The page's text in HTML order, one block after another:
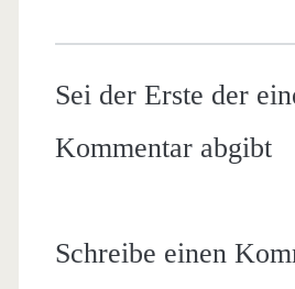
Sei der Erste der
Kommentar abgibt
Schreibe einen